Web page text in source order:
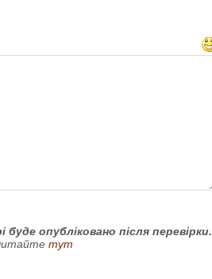
буде опубліковано після перевірки.
тут